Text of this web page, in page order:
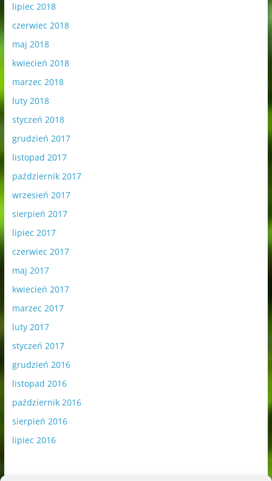
lipiec 2018
czerwiec 2018
maj 2018
kwiecień 2018
marzec 2018
luty 2018
styczeń 2018
grudzień 2017
listopad 2017
październik 2017
wrzesień 2017
sierpień 2017
lipiec 2017
czerwiec 2017
maj 2017
kwiecień 2017
marzec 2017
luty 2017
styczeń 2017
grudzień 2016
listopad 2016
październik 2016
sierpień 2016
lipiec 2016